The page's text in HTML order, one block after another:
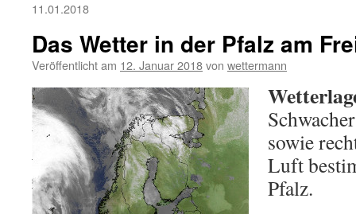
11.01.2018
Das Wetter in der Pfalz am
Veröffentlicht am 12. Januar 2018von wettermann
sowie
Luft
Pfalz.